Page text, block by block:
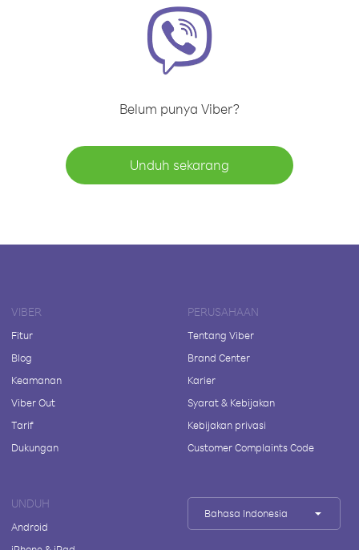
Belum punya Viber?
Unduh sekarang
VIBER
Fitur
Blog
Keamanan
Viber Out
Tarif
Dukungan
PERUSAHAAN
Tentang Viber
Brand Center
Karier
Syarat & Kebijakan
Kebijakan privasi
Customer Complaints Code
UNDUH
Android
Bahasa Indonesia